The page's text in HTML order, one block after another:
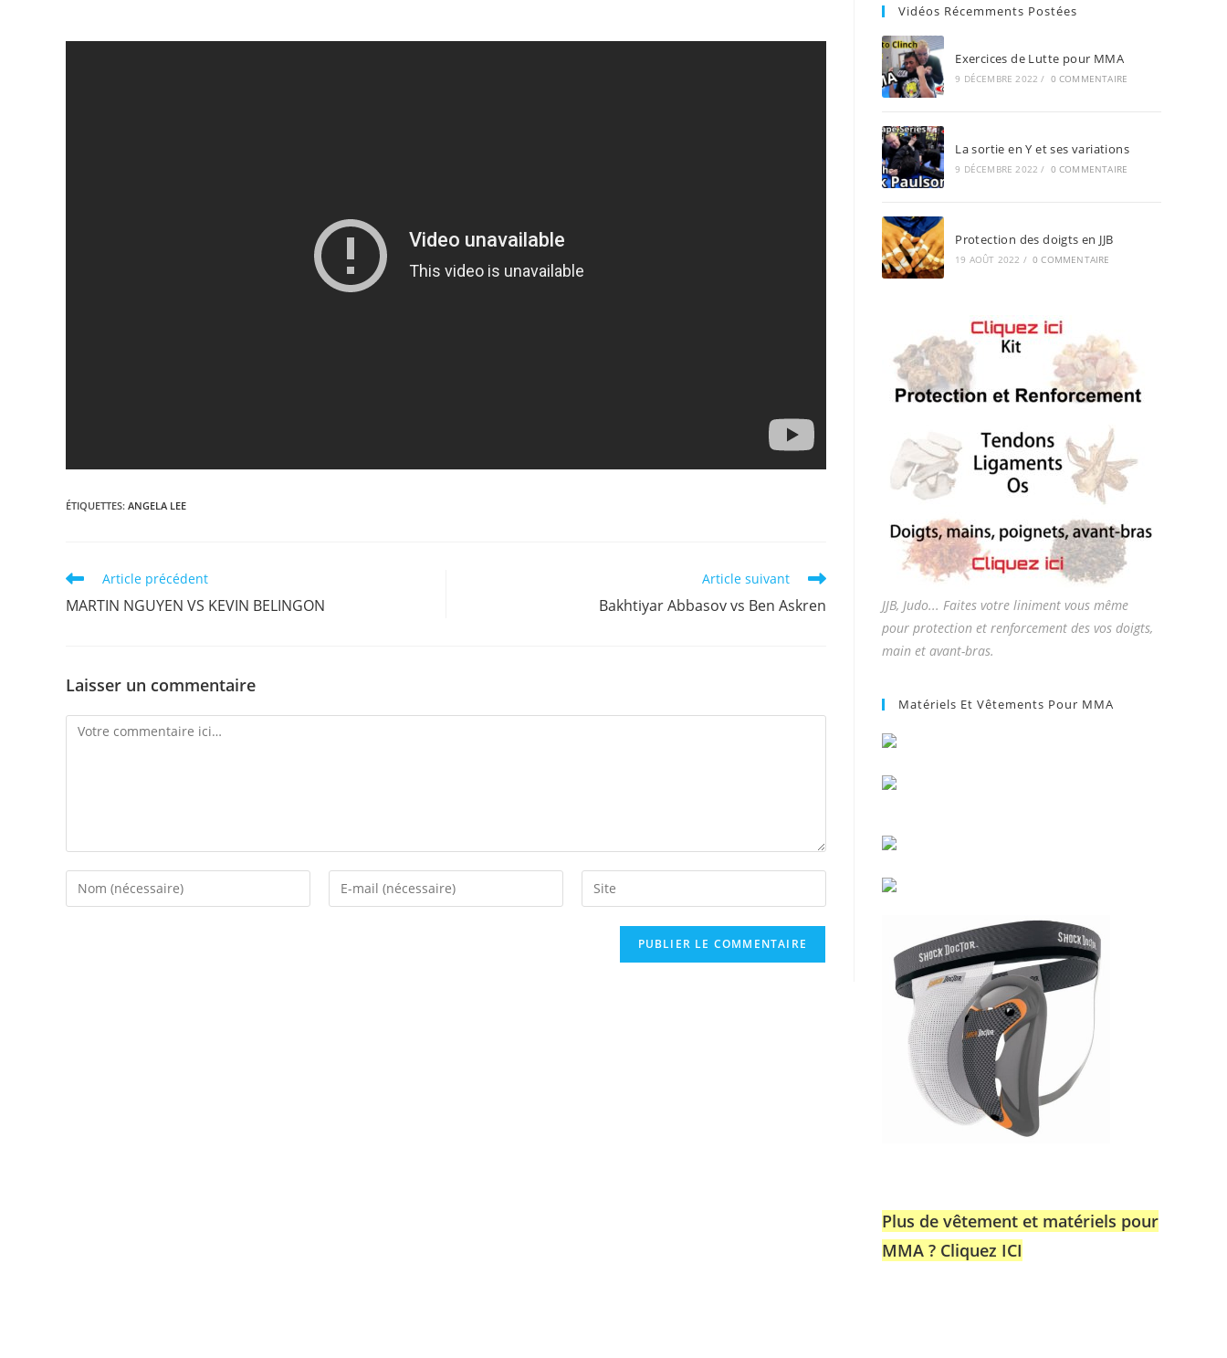
ÉTIQUETTES: ANGELA LEE
Read
articles
Article précédent
MARTIN NGUYEN VS KEVIN BELINGON
Article suivant
Bakhtiyar Abbasov vs Ben Askren
Laisser un commentaire
Comment
Enter
your
Enter
your
Saisir
l’URL
Vidéos Récemments Postées
Exercices de Lutte pour MMA
9 DÉCEMBRE 2022 / 0 COMMENTAIRE
La sortie en Y et ses variations
9 DÉCEMBRE 2022 / 0 COMMENTAIRE
Protection des doigts en JJB
19 AOÛT 2022 / 0 COMMENTAIRE
JJB, Judo... Faites votre liniment vous même
pour protection et renforcement des vos doigts,
main et avant-bras.
Matériels Et Vêtements Pour MMA
Plus de vêtement et matériels pour
MMA ? Cliquez ICI